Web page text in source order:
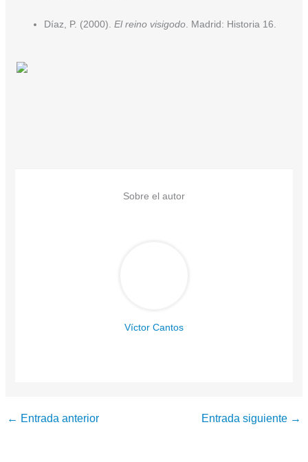
Díaz, P. (2000). El reino visigodo. Madrid: Historia 16.
Sobre el autor
Víctor Cantos
← Entrada anterior Entrada siguiente →